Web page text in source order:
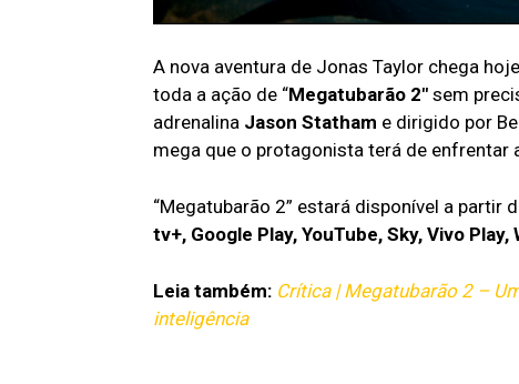
A nova aventura de Jonas Taylor chega
toda a ação de “Megatubarão 2″ sem
adrenalina Jason Statham e dirigido por
mega que o protagonista terá de
“Megatubarão 2” estará disponível a partir
tv+, Google Play, YouTube, Sky, Vivo
Leia também: Crítica | Megatubarão 2 –
inteligência